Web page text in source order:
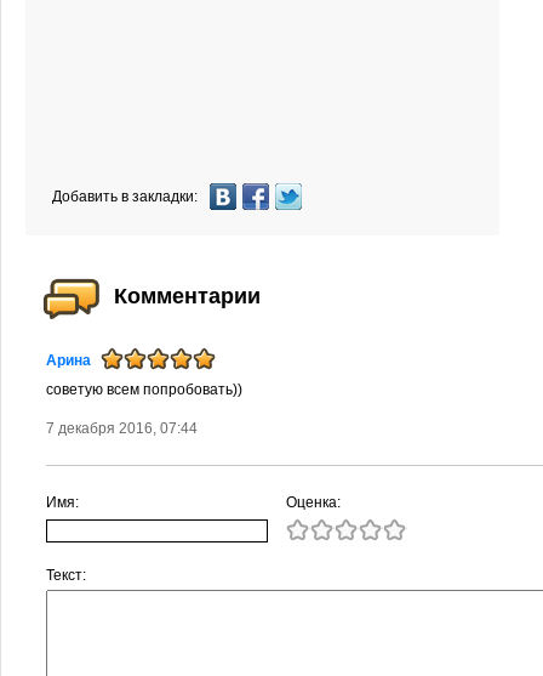
Добавить в закладки:
Комментарии
Арина
советую всем попробовать))
7 декабря 2016, 07:44
Имя: Оценка:
Текст: